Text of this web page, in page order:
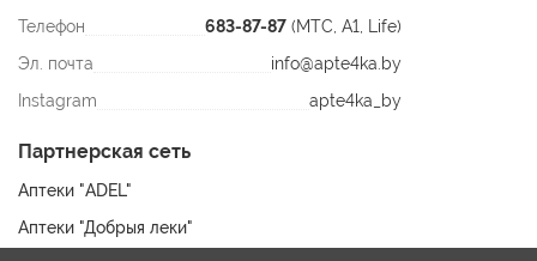
Телефон 683-87-87 (МТС, A1, Life)
Эл. почта
info@apte4ka.by
Instagram
apte4ka_by
Партнерская сеть
Аптеки "ADEL"
Аптеки "Добрыя леки"